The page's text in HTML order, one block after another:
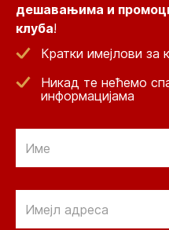
дешавањима и
клуба!
Кратки имејлови за
Никад те нећемо
информацијама